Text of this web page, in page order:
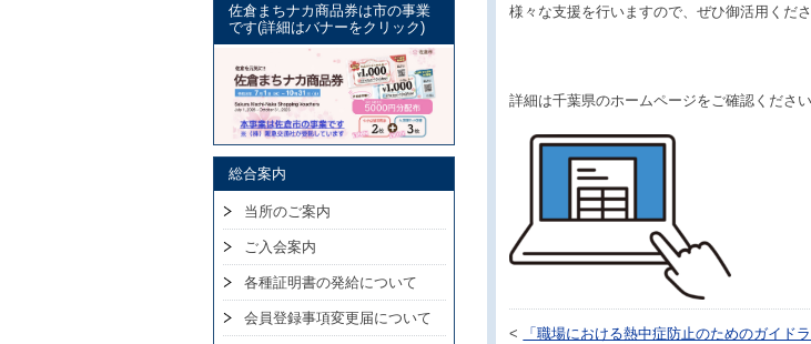
様々な支援を行いますので、ぜひ御活用くださ
詳細は千葉県のホームページをご確認ください
<
「職場における熱中症防止のためのガイド
佐倉まちナカ商品券は市の事業
です(詳細はバナーをクリック)
総合案内
当所のご案内
ご入会案内
各種証明書の発給について
会員登録事項変更届について